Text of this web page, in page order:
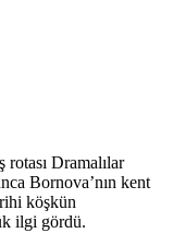
Dramalılar
Bornova’nın kent
köşkün
ilgi gördü.